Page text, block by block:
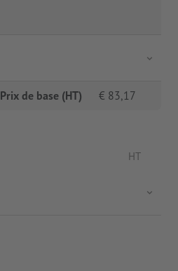
Prix de base (HT) € 83,17
HT